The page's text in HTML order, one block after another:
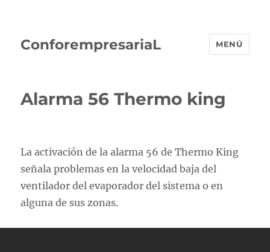
ConforempresariaL MENÚ
Alarma 56 Thermo king
La activación de la alarma 56 de Thermo King
señala problemas en la velocidad baja del
ventilador del evaporador del sistema o en
alguna de sus zonas.